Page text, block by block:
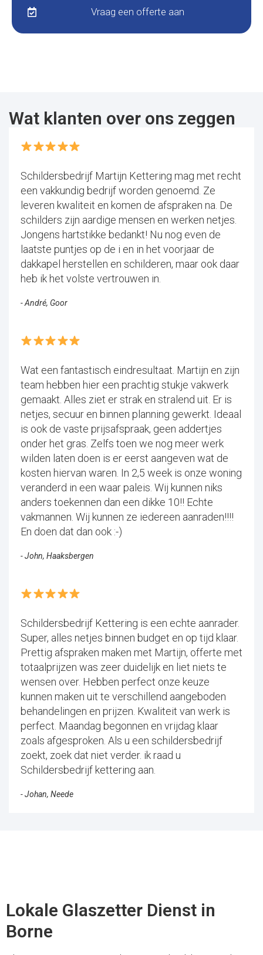
Vraag een offerte aan
Wat klanten over ons zeggen
Schildersbedrijf Martijn Kettering mag met recht
een vakkundig bedrijf worden genoemd. Ze
leveren kwaliteit en komen de afspraken na. De
schilders zijn aardige mensen en werken netjes.
Jongens hartstikke bedankt! Nu nog even de
laatste puntjes op de i en in het voorjaar de
dakkapel herstellen en schilderen, maar ook daar
heb ik het volste vertrouwen in.
- André, Goor
Wat een fantastisch eindresultaat. Martijn en zijn
team hebben hier een prachtig stukje vakwerk
gemaakt. Alles ziet er strak en stralend uit. Er is
netjes, secuur en binnen planning gewerkt. Ideaal
is ook de vaste prijsafspraak, geen addertjes
onder het gras. Zelfs toen we nog meer werk
wilden laten doen is er eerst aangeven wat de
kosten hiervan waren. In 2,5 week is onze woning
veranderd in een waar paleis. Wij kunnen niks
anders toekennen dan een dikke 10!! Echte
vakmannen. Wij kunnen ze iedereen aanraden!!!!
En doen dat dan ook :-)
- John, Haaksbergen
Schildersbedrijf Kettering is een echte aanrader.
Super, alles netjes binnen budget en op tijd klaar.
Prettig afspraken maken met Martijn, offerte met
totaalprijzen was zeer duidelijk en liet niets te
wensen over. Hebben perfect onze keuze
kunnen maken uit te verschillend aangeboden
behandelingen en prijzen. Kwaliteit van werk is
perfect. Maandag begonnen en vrijdag klaar
zoals afgesproken. Als u een schildersbedrijf
zoekt, zoek dat niet verder. ik raad u
Schildersbedrijf kettering aan.
- Johan, Neede
Lokale Glaszetter Dienst in
Borne